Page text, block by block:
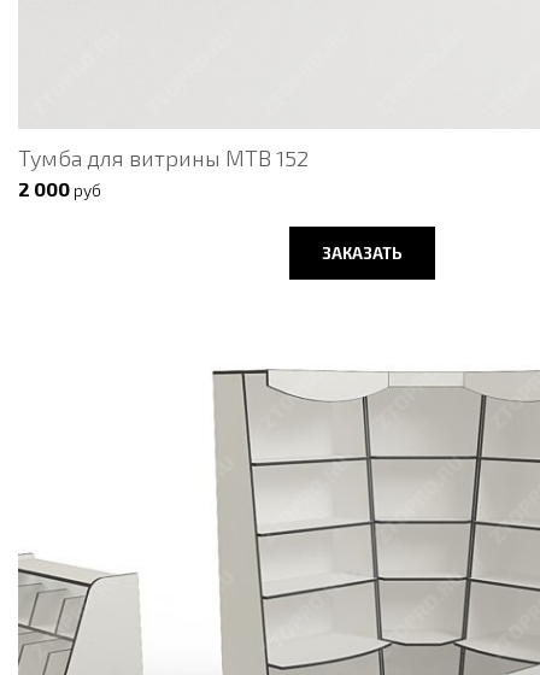
Тумба для витрины МТВ 152
2 000 руб
ЗАКАЗАТЬ